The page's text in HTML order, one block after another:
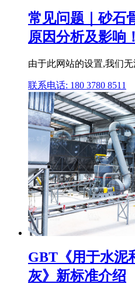
常见问题｜砂石
原因分析及影响！
由于此网站的设置,我们
联系电话: 180 3780 8511
GBT《用于水泥
灰》新标准介绍